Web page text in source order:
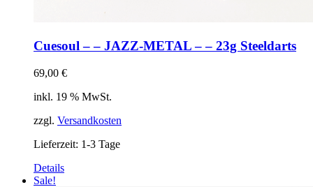
Cuesoul – – JAZZ-METAL – – 23g Steeldarts
69,00 €
inkl. 19 % MwSt.
zzgl. Versandkosten
Lieferzeit: 1-3 Tage
Details
Sale!